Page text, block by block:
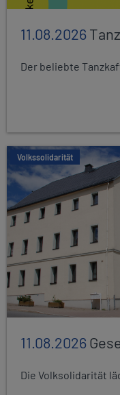
11.08.2026
Der beliebte
Volkssolidarität
11.08.2026
Die Volksolidarität